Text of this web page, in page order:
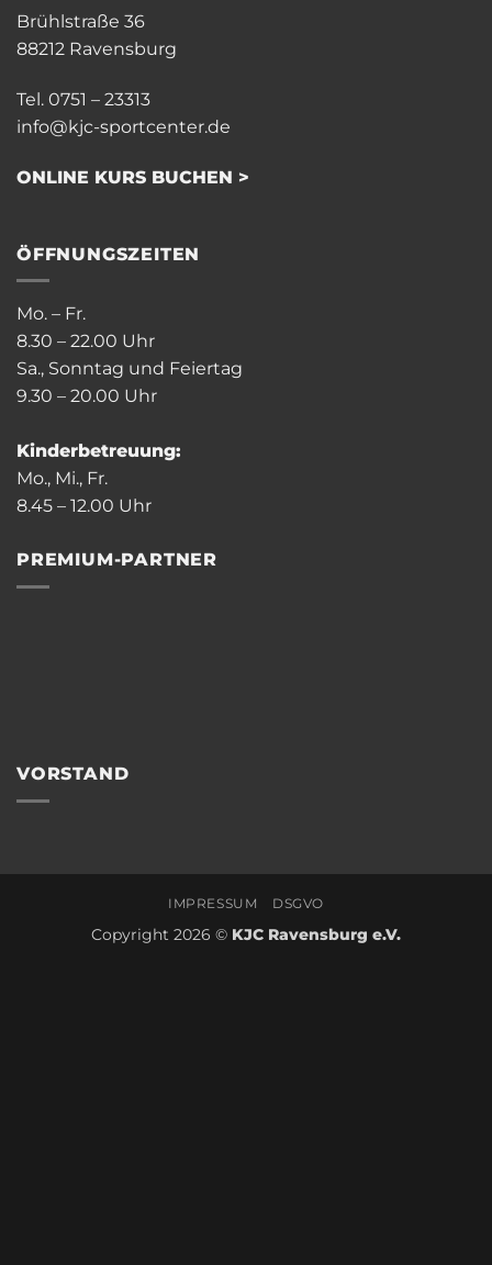
Brühlstraße 36
88212 Ravensburg
Tel. 0751 – 23313
info@kjc-sportcenter.de
ONLINE KURS BUCHEN >
ÖFFNUNGSZEITEN
Mo. – Fr.
8.30 – 22.00 Uhr
Sa., Sonntag und Feiertag
9.30 – 20.00 Uhr
Kinderbetreuung:
Mo., Mi., Fr.
8.45 – 12.00 Uhr
PREMIUM-PARTNER
VORSTAND
IMPRESSUM DSGVO
Copyright 2026 © KJC Ravensburg e.V.